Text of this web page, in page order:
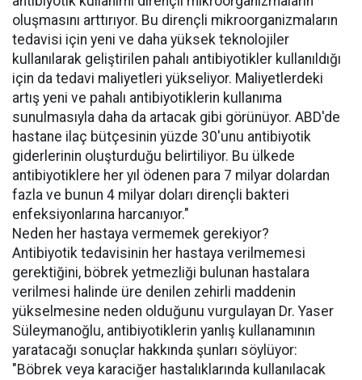
oluşmasını arttırıyor. Bu dirençli mikroorganizmaların
tedavisi için yeni ve daha yüksek teknolojiler
kullanılarak geliştirilen pahalı antibiyotikler kullanıldığı
için da tedavi maliyetleri yükseliyor. Maliyetlerdeki
artış yeni ve pahalı antibiyotiklerin kullanıma
sunulmasıyla daha da artacak gibi görünüyor. ABD'de
hastane ilaç bütçesinin yüzde 30'unu antibiyotik
giderlerinin oluşturduğu belirtiliyor. Bu ülkede
antibiyotiklere her yıl ödenen para 7 milyar dolardan
fazla ve bunun 4 milyar doları dirençli bakteri
enfeksiyonlarına harcanıyor."
Neden her hastaya vermemek gerekiyor?
Antibiyotik tedavisinin her hastaya verilmemesi
gerektiğini, böbrek yetmezliği bulunan hastalara
verilmesi halinde üre denilen zehirli maddenin
yükselmesine neden olduğunu vurgulayan Dr. Yaser
Süleymanoğlu, antibiyotiklerin yanlış kullanamının
yaratacağı sonuçlar hakkında şunları söylüyor:
"Böbrek veya karaciğer hastalıklarında kullanılacak